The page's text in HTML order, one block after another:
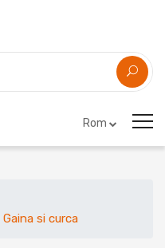
Rom
si curca